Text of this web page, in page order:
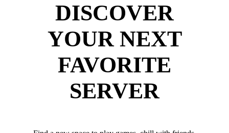
DISCOVER
YOUR NEXT
FAVORITE
SERVER